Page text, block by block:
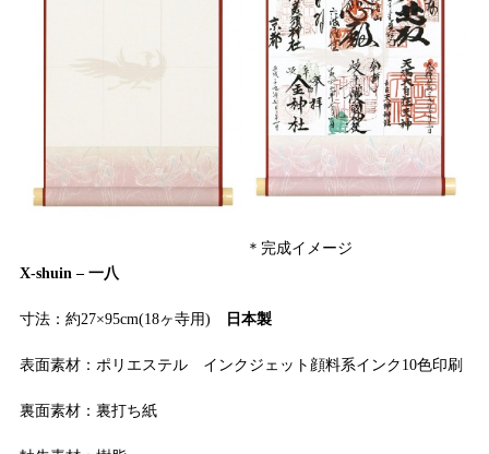
＊完成イメージ
X-shuin – 一八
寸法：約27×95cm(18ヶ寺用) 日本製
表面素材：ポリエステル インクジェット顔料系インク10色印刷
裏面素材：裏打ち紙